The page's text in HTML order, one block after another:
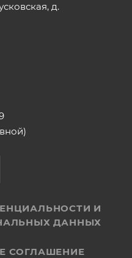
д.
И
ДАННЫХ
СОГЛАШЕНИЕ